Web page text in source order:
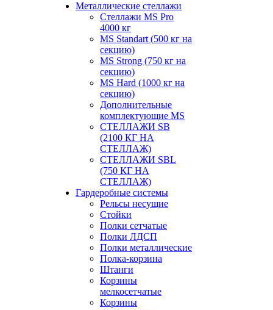
Металлические стеллажи
Стеллажи MS Pro
4000 кг
MS Standart (500 кг на
секцию)
MS Strong (750 кг на
секцию)
MS Hard (1000 кг на
секцию)
Дополнительные
комплектующие MS
СТЕЛЛАЖИ SB
(2100 КГ НА
СТЕЛЛАЖ)
СТЕЛЛАЖИ SBL
(750 КГ НА
СТЕЛЛАЖ)
Гардеробные системы
Рельсы несущие
Стойки
Полки сетчатые
Полки ЛДСП
Полки металлические
Полка-корзина
Штанги
Корзины
мелкосетчатые
Корзины